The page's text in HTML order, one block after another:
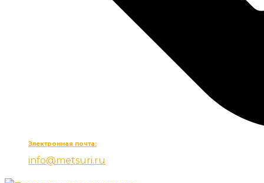
Электронная почта:
info@metsuri.ru